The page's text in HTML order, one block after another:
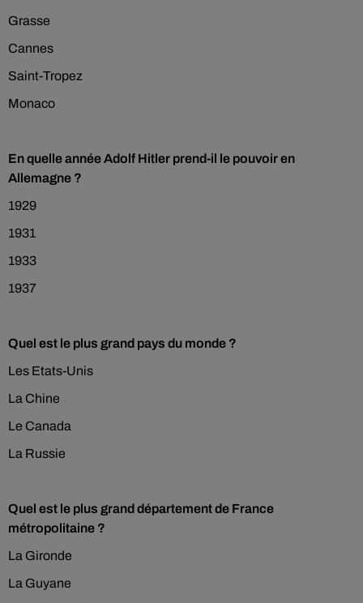
Grasse
Cannes
Saint-Tropez
Monaco
En quelle année Adolf Hitler prend-il le pouvoir en
Allemagne ?
1929
1931
1933
1937
Quel est le plus grand pays du monde ?
Les Etats-Unis
La Chine
Le Canada
La Russie
Quel est le plus grand département de France
métropolitaine ?
La Gironde
La Guyane